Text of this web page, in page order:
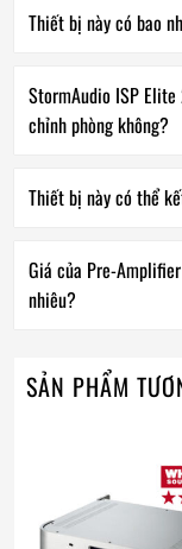
Thiết bị này có bao
StormAudio ISP
chỉnh phòng không?
Thiết bị này có thể
Giá của Pre-
nhiêu?
SẢN PHẨM